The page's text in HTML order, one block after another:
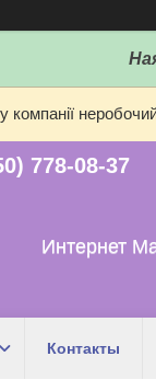
компанії
778-08-37
Интернет
Контакты